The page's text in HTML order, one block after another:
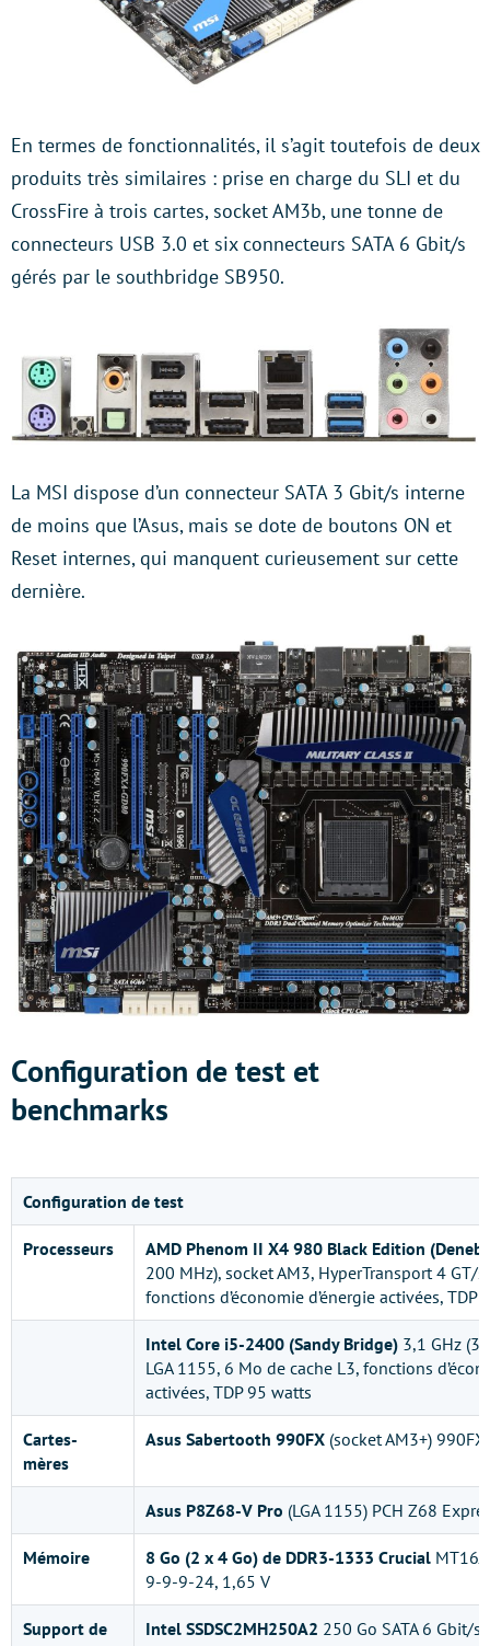
En termes de fonctionnalités, il s’agit toutefois de deux
produits très similaires : prise en charge du SLI et du
CrossFire à trois cartes, socket AM3b, une tonne de
connecteurs USB 3.0 et six connecteurs SATA 6 Gbit/s
gérés par le southbridge SB950.
La MSI dispose d’un connecteur SATA 3 Gbit/s interne
de moins que l’Asus, mais se dote de boutons ON et
Reset internes, qui manquent curieusement sur cette
dernière.
Configuration de test et
benchmarks
Configuration de test
Processeurs AMD Phenom II X4 980 Black Edition (Deneb)
200 MHz), socket AM3, HyperTransport 4 GT/
fonctions d’économie d’énergie activées, TDP
Intel Core i5-2400 (Sandy Bridge) 3,1 GHz
LGA 1155, 6 Mo de cache L3, fonctions
activées, TDP 95 watts
Cartes-
mères
Asus Sabertooth 990FX (socket AM3+)
Asus P8Z68-V Pro (LGA 1155) PCH Z68
Mémoire 8 Go (2 x 4 Go) de DDR3-1333 Crucial
9-9-9-24, 1,65 V
Support de
Intel SSDSC2MH250A2 250 Go SATA 6 Gbit/s